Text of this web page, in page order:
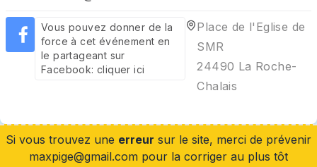
Vous pouvez donner de la
force à cet événement en
le partageant sur
Facebook: cliquer ici
Place de l'Eglise de
SMR
24490 La Roche-
Chalais
Si vous trouvez une erreur sur le site, merci de prévenir
maxpige@gmail.com pour la corriger au plus tôt